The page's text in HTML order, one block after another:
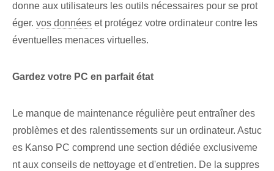
donne aux utilisateurs les outils nécessaires pour se prot
éger. vos données et protégez votre ordinateur contre les ⁤
éventuelles ⁤menaces virtuelles.
Gardez votre PC en parfait état
Le manque de maintenance régulière peut entraîner des
problèmes et des ralentissements sur un ordinateur. Astuc
es‌ Kanso PC comprend une section dédiée exclusiveme
nt aux conseils de nettoyage et d'entretien. De la suppres